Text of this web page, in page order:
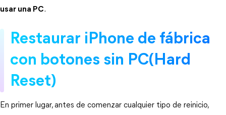
usar una PC.
Restaurar iPhone de fábrica
con botones sin PC(Hard
Reset)
En primer lugar, antes de comenzar cualquier tipo de reinicio,